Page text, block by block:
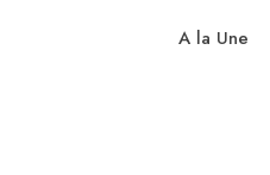
A la Une